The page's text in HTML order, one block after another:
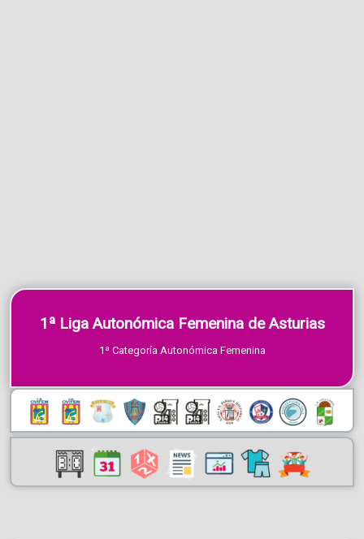
1ª Liga Autonómica Femenina de Asturias
1ª Categoría Autonómica Femenina